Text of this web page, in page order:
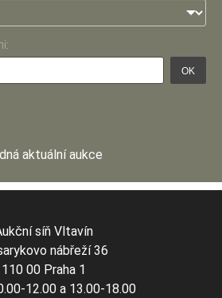
OK
aktuální aukce
síň Vltavín
nábřeží 36
110 00 Praha 1
12.00 a 13.00-18.00